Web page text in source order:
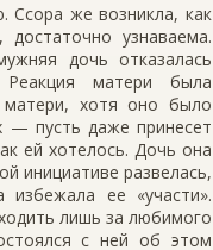
Ссора же возникла, как
узнаваема.
дочь отказалась
Реакция матери была
матери, хотя оно было
— пусть даже принесет
ей хотелось. Дочь она
инициативе развелась,
ее «участи».
лишь за любимого
с ней об этом